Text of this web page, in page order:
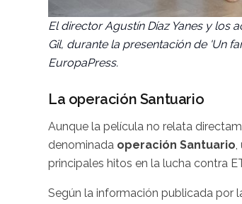
El director Agustín Díaz Yanes y los
Gil, durante la presentación de 'Un
EuropaPress.
La operación Santuario
Aunque la película no relata
denominada operación Santuario,
principales hitos en la lucha contra
Según la información publicada por